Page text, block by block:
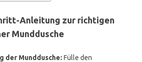
Anleitung zur richtigen
Munddusche
der Munddusche: Fülle den